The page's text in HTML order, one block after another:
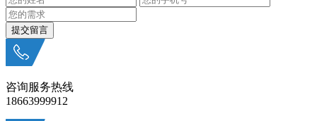
咨询服务热线
18663999912